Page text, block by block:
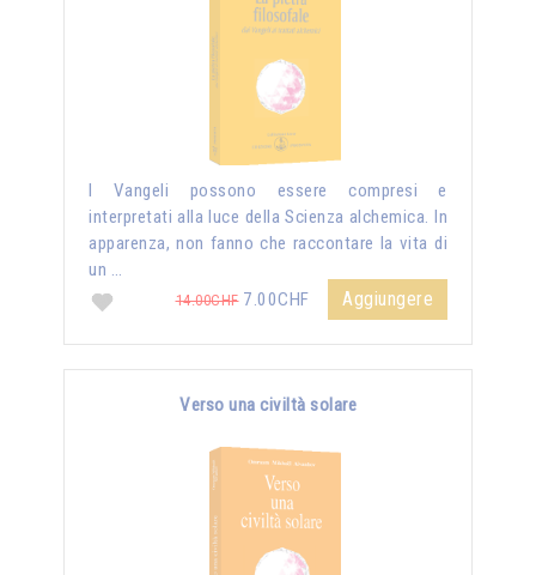
I Vangeli possono essere compresi e
interpretati alla luce della Scienza alchemica. In
apparenza, non fanno che raccontare la vita di
un …
14.00CHF7.00CHF Aggiungere
Verso una civiltà solare